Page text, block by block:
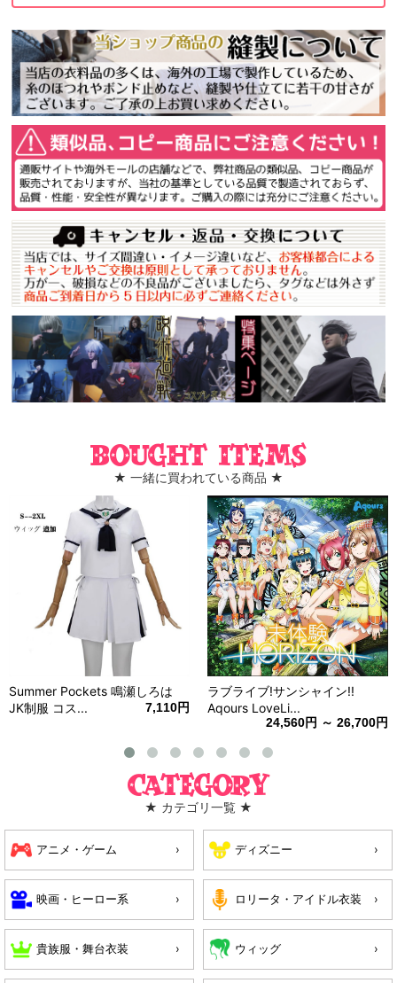
Bought items
★ 一緒に買われている商品 ★
Summer Pockets 鳴瀬しろは
JK制服 コス...
7,110円
ラブライブ!サンシャイン!!
Aqours LoveLi...
24,560円 ～ 26,700円
Category
★ カテゴリ一覧 ★
アニメ・ゲーム ディズニー
映画・ヒーロー系 ロリータ・アイドル衣装
貴族服・舞台衣装 ウィッグ